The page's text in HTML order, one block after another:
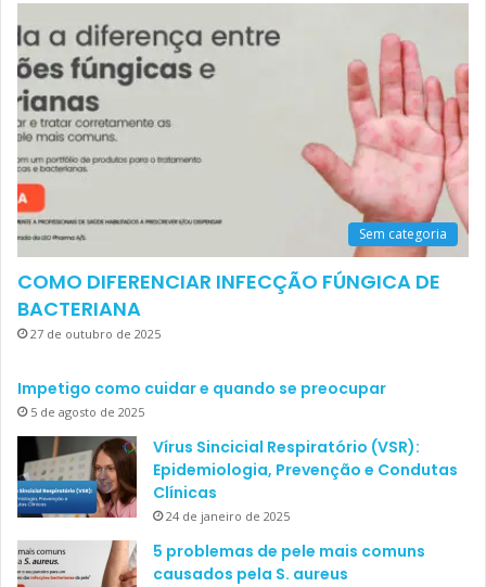
Sem categoria
COMO DIFERENCIAR INFECÇÃO FÚNGICA DE
BACTERIANA
27 de outubro de 2025
Impetigo como cuidar e quando se preocupar
5 de agosto de 2025
Vírus Sincicial Respiratório (VSR):
Epidemiologia, Prevenção e Condutas
Clínicas
24 de janeiro de 2025
5 problemas de pele mais comuns
causados pela S. aureus